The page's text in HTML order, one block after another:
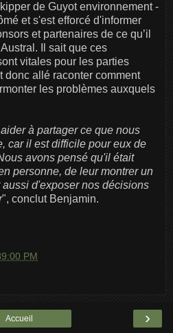
de Guyot environnement -
et s'est efforcé d'informer
et partenaires de ce qu’il
Il sait que ces
vitales pour les parties
donc allé raconter comment
les problèmes auxquels
à partager ce que nous
car il est difficile pour eux de
avons pensé qu'il était
personne, de leur montrer un
aussi d'exposer nos décisions
", conclut Benjamin.
PM
›
Accueil